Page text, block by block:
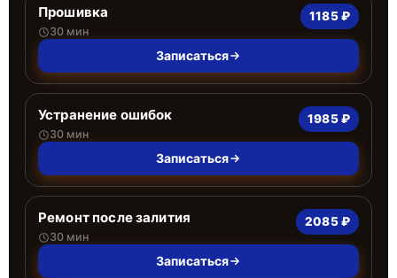
Прошивка
30 мин
1185 ₽
Записаться
Устранение ошибок
30 мин
1985 ₽
Записаться
Ремонт после залития
30 мин
2085 ₽
Записаться